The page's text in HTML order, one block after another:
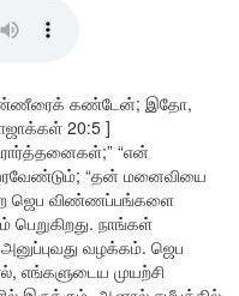
கண்டேன்; இதோ,
20:5 ]
“என்
“தன் மனைவியை
ஜெப விண்ணப்பங்களை
நாங்கள்
வழக்கம். ஜெப
எங்களுடைய முயற்சி